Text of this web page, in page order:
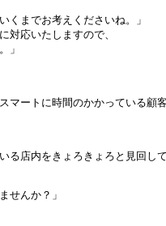
くまでお考えくださいね。」
対応いたしますので、
」
マートに時間のかかっている顧
る店内をきょろきょろと見回し
せんか？」